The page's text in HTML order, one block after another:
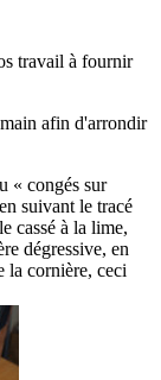
travail à fournir
afin d'arrondir
« congés sur
suivant le tracé
cassé à la lime,
dégressive, en
la cornière, ceci